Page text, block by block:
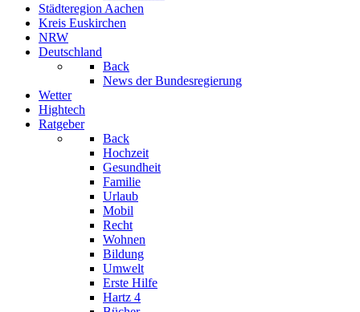
Städteregion Aachen
Kreis Euskirchen
NRW
Deutschland
Back
News der Bundesregierung
Wetter
Hightech
Ratgeber
Back
Hochzeit
Gesundheit
Familie
Urlaub
Mobil
Recht
Wohnen
Bildung
Umwelt
Erste Hilfe
Hartz 4